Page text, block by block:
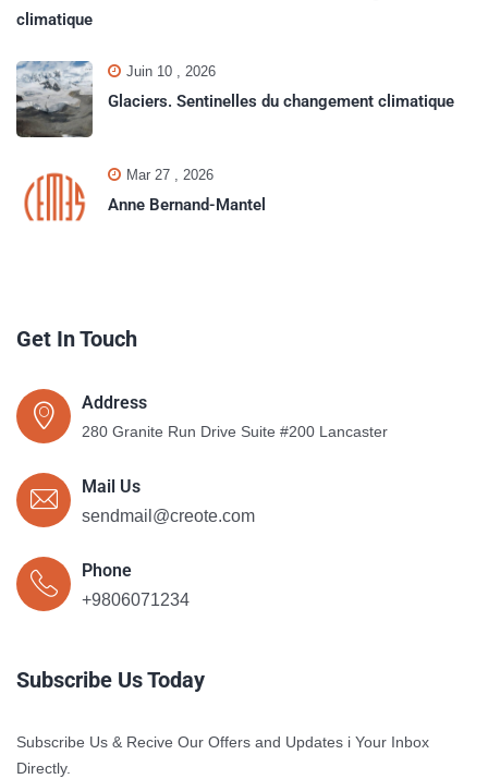
climatique
Juin 10 , 2026
Glaciers. Sentinelles du changement climatique
Mar 27 , 2026
Anne Bernand-Mantel
Get In Touch
Address
280 Granite Run Drive Suite #200 Lancaster
Mail Us
sendmail@creote.com
Phone
+9806071234
Subscribe Us Today
Subscribe Us & Recive Our Offers and Updates i Your Inbox
Directly.